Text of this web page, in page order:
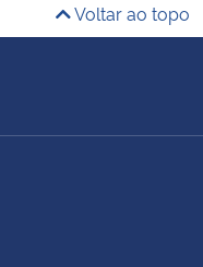
Voltar ao topo